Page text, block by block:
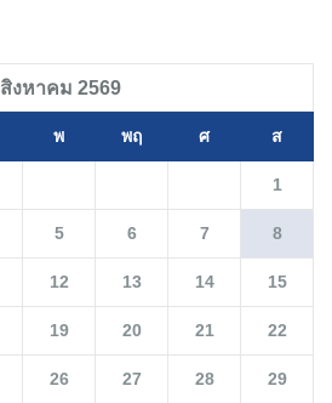
สิงหาคม 2569
พ พฤ ศ ส
1
5 6 7 8
12 13 14 15
19 20 21 22
26 27 28 29